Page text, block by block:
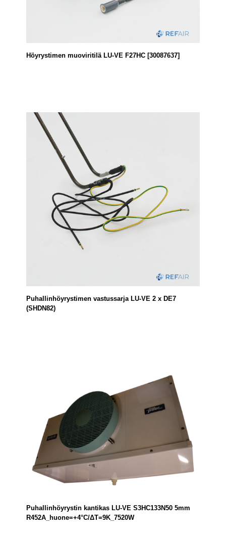
Höyrystimen muoviritilä LU-VE F27HC [30087637]
Puhallinhöyrystimen vastussarja LU-VE 2 x DE7
(SHDN82)
Puhallinhöyrystin kantikas LU-VE S3HC133N50 5mm
R452A_huone=+4°C/ΔT=9K_7520W